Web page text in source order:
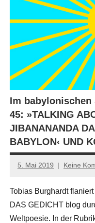
Im babylonischen
45: »TALKING
JIBANANANDA
BABYLON‹ UND
5. Mai 2019
Anton
Leitner
Keine
Tobias Burghardt
DAS GEDICHT blog
Weltpoesie. In der